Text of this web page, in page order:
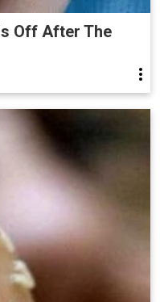
Off After The